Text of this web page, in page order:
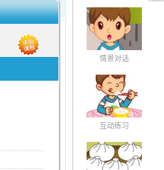
情景对话
互动练习